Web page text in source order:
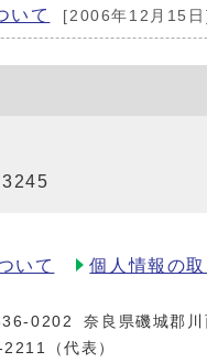
いて [2006年12月15日]
いて 個人情報の
0202
奈良県磯城郡
（代表）